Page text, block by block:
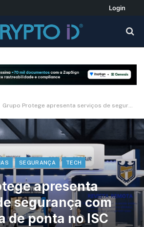
Login
Grupo Protege apresenta serviços de segurança com tecnologia de ponta no ISC 2025
SEGURANÇA TECH
apresenta
segurança com
de ponta no ISC